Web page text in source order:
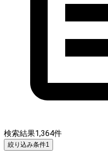
検索結果1,364件
絞り込み条件1